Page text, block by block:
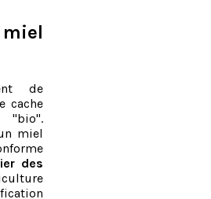
de
cache
"bio".
miel
des